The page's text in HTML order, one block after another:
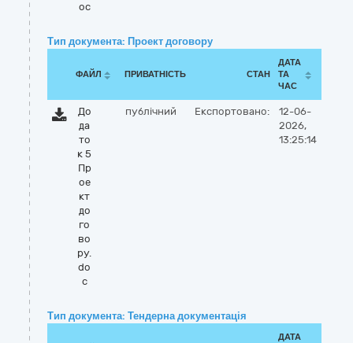
oc
Тип документа: Проект договору
ФАЙЛ ПРИВАТНІСТЬ СТАН
ДАТА
ТА
ЧАС
До
да
то
к 5
Пр
ое
кт
до
го
во
ру.
do
c
публічний Експортовано:
12-06-
2026,
13:25:14
Тип документа: Тендерна документація
ДАТА